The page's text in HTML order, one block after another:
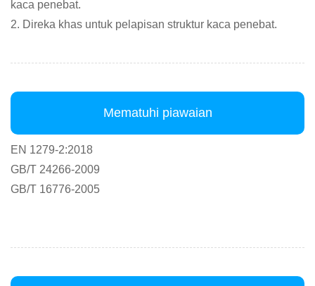
kaca penebat.
2. Direka khas untuk pelapisan struktur kaca penebat.
Mematuhi piawaian
EN 1279-2:2018
GB/T 24266-2009
GB/T 16776-2005